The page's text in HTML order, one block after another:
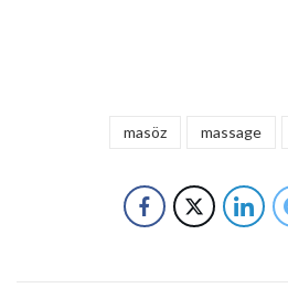
masöz massage